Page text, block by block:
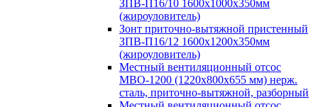
ЗПВ-П16/10 1600х1000х350мм
(жироуловитель)
Зонт приточно-вытяжной пристенный
ЗПВ-П16/12 1600х1200х350мм
(жироуловитель)
Местный вентиляционный отсос
МВО-1200 (1220х800х655 мм) нерж.
сталь, приточно-вытяжной, разборный